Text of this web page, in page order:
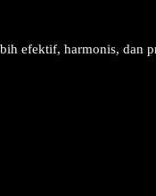
efektif, harmonis,